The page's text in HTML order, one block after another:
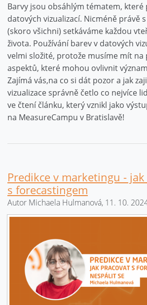
Barvy jsou obsáhlým tématem,
datových vizualizací. Nicméně právě
(skoro všichni) setkáváme každou
života. Používání barev v datových
velmi složité, protože musíme mít
aspektů, které mohou ovlivnit
Zajímá vás,na co si dát pozor a jak
vizualizace správně četlo co nejvíce
ve čtení článku, který vznikl jako
na MeasureCampu v Bratislavě!
Predikce v marketingu -
s forecastingem
Autor Michaela Hulmanová, 11. 10.